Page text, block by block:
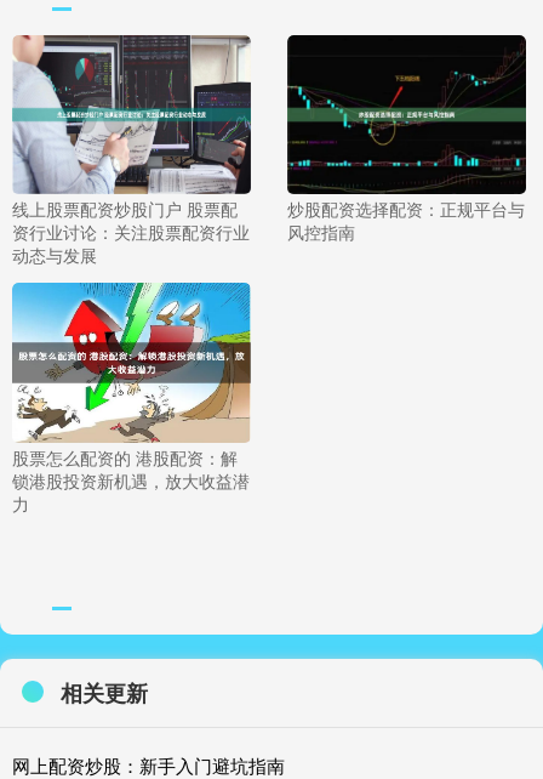
线上股票配资炒股门户 股票配
资行业讨论：关注股票配资行业
动态与发展
炒股配资选择配资：正规平台与
风控指南
股票怎么配资的 港股配资：解
锁港股投资新机遇，放大收益潜
力
相关更新
网上配资炒股：新手入门避坑指南